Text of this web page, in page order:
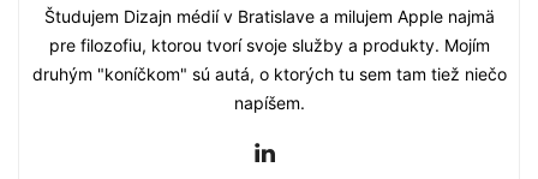
Študujem Dizajn médií v Bratislave a milujem Apple najmä
pre filozofiu, ktorou tvorí svoje služby a produkty. Mojím
druhým "koníčkom" sú autá, o ktorých tu sem tam tiež niečo
napíšem.